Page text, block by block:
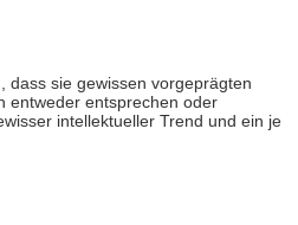
dass sie gewissen vorgeprägten
entweder entsprechen oder
intellektueller Trend und ein je